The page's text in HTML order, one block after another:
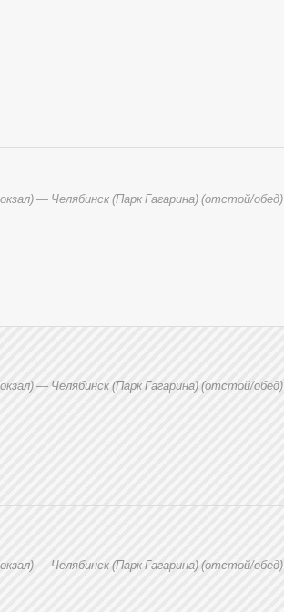
— Челябинск (Парк Гагарина) (отстой/обед)
— Челябинск (Парк Гагарина) (отстой/обед)
— Челябинск (Парк Гагарина) (отстой/обед)